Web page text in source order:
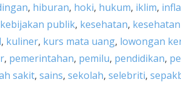
, hiburan, hoki, hukum, iklim,
kebijakan publik, kesehatan,
, kuliner, kurs mata uang, lowongan
, pemerintahan, pemilu, pendidikan,
sakit, sains, sekolah, selebriti,